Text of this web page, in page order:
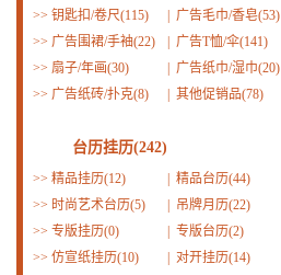
>> 钥匙扣/卷尺(115)
广告毛巾/香皂(53)
>> 广告围裙/手袖(22)
广告T恤/伞(141)
>> 扇子/年画(30)
广告纸巾/湿巾(20)
>> 广告纸砖/扑克(8) 其他促销品(78)
台历挂历(242)
>> 精品挂历(12)
精品台历(44)
>> 时尚艺术台历(5)
吊牌月历(22)
>> 专版挂历(0)
专版台历(2)
>> 仿宣纸挂历(10)
对开挂历(14)